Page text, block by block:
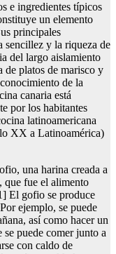
e ingredientes típicos
un elemento
principales
sencillez y la riqueza de
del largo aislamiento
de platos de marisco y
de la
canaria está
por los habitantes
latinoamericana
XX a Latinoamérica)
una harina creada a
que fue el alimento
El gofio se produce
ejemplo, se puede
así como hacer un
puede comer junto a
con caldo de